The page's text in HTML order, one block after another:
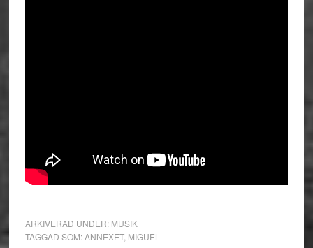
ARKIVERAD UNDER: MUSIK
TAGGAD SOM:ANNEXET, MIGUEL